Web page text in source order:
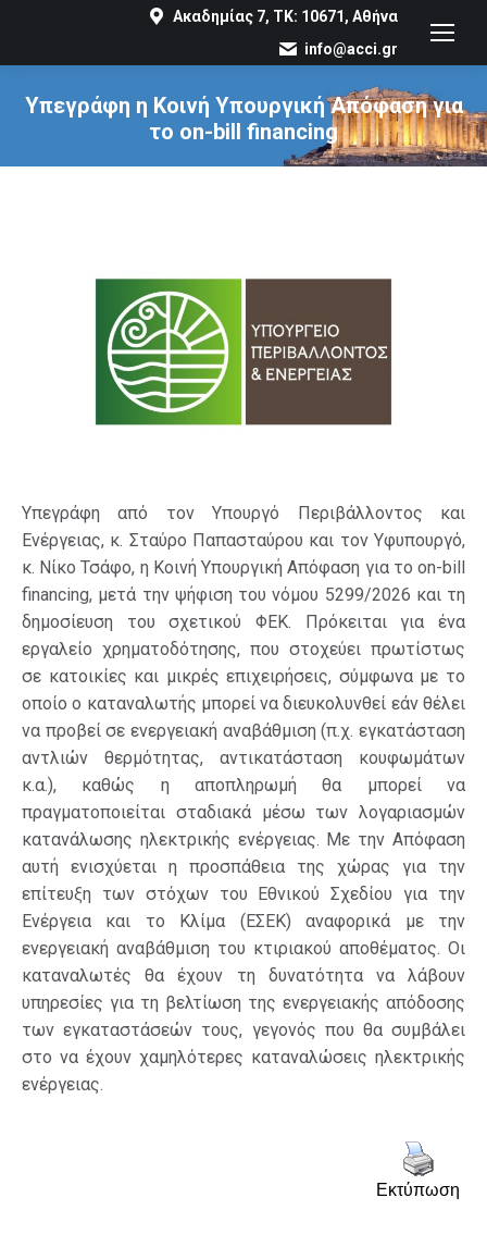
Ακαδημίας 7, ΤΚ: 10671, Αθήνα
info@acci.gr
Υπεγράφη η Κοινή Υπουργική Απόφαση για
το on-bill financing
You are here:
Υπεγράφη από τον Υπουργό Περιβάλλοντος και
Ενέργειας, κ. Σταύρο Παπασταύρου και τον Υφυπουργό,
κ. Νίκο Τσάφο, η Κοινή Υπουργική Απόφαση για το on-bill
financing, μετά την ψήφιση του νόμου 5299/2026 και τη
δημοσίευση του σχετικού ΦΕΚ. Πρόκειται για ένα
εργαλείο χρηματοδότησης, που στοχεύει πρωτίστως
σε κατοικίες και μικρές επιχειρήσεις, σύμφωνα με το
οποίο ο καταναλωτής μπορεί να διευκολυνθεί εάν θέλει
να προβεί σε ενεργειακή αναβάθμιση (π.χ. εγκατάσταση
αντλιών θερμότητας, αντικατάσταση κουφωμάτων
κ.α.), καθώς η αποπληρωμή θα μπορεί να
πραγματοποιείται σταδιακά μέσω των λογαριασμών
κατανάλωσης ηλεκτρικής ενέργειας. Με την Απόφαση
αυτή ενισχύεται η προσπάθεια της χώρας για την
επίτευξη των στόχων του Εθνικού Σχεδίου για την
Ενέργεια και το Κλίμα (ΕΣΕΚ) αναφορικά με την
ενεργειακή αναβάθμιση του κτιριακού αποθέματος. Οι
καταναλωτές θα έχουν τη δυνατότητα να λάβουν
υπηρεσίες για τη βελτίωση της ενεργειακής απόδοσης
των εγκαταστάσεών τους, γεγονός που θα συμβάλει
στο να έχουν χαμηλότερες καταναλώσεις ηλεκτρικής
ενέργειας.
Εκτύπωση